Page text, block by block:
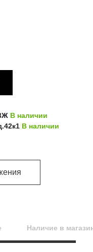
В наличии
В наличии
Наличие в